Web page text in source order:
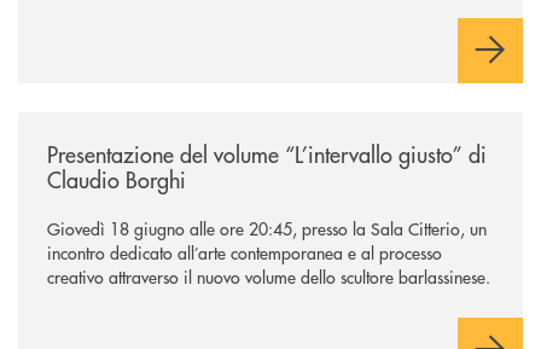
Presentazione del volume “L’intervallo giusto” di
Claudio Borghi
Giovedì 18 giugno alle ore 20:45, presso la Sala Citterio, un
incontro dedicato all’arte contemporanea e al processo
creativo attraverso il nuovo volume dello scultore barlassinese.